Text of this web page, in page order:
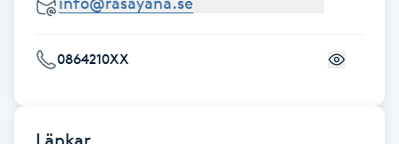
Hårbottenbehandling
0864210XX
Länkar